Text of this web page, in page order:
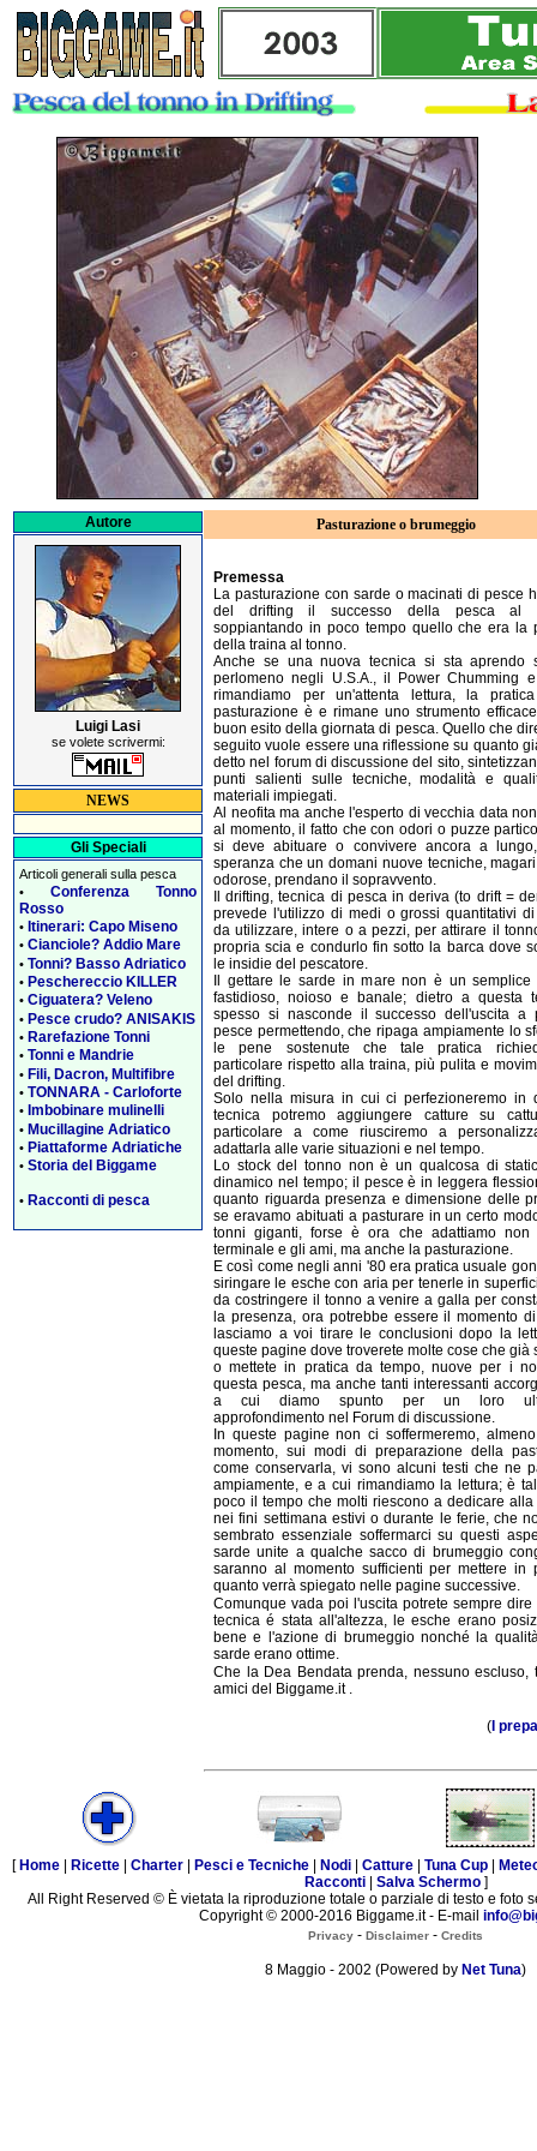
Autore
Luigi Lasi
se volete scrivermi:
NEWS
Gli Speciali
Articoli generali sulla pesca
• Conferenza Tonno
Rosso
• Itinerari: Capo Miseno
• Cianciole? Addio Mare
• Tonni? Basso Adriatico
• Peschereccio KILLER
• Ciguatera? Veleno
• Pesce crudo? ANISAKIS
• Rarefazione Tonni
• Tonni e Mandrie
• Fili, Dacron, Multifibre
• TONNARA - Carloforte
• Imbobinare mulinelli
• Mucillagine Adriatico
• Piattaforme Adriatiche
• Storia del Biggame
• Racconti di pesca
Pasturazione o brumeggio
Premessa
La pasturazione con sarde o macinati di pesce
del drifting il successo della pesca al
soppiantando in poco tempo quello che era la
della traina al tonno.
Anche se una nuova tecnica si sta aprendo
perlomeno negli U.S.A., il Power Chumming
rimandiamo per un'attenta lettura, la
pasturazione è e rimane uno strumento
buon esito della giornata di pesca. Quello che
seguito vuole essere una riflessione su quanto
detto nel forum di discussione del sito,
punti salienti sulle tecniche, modalità e
materiali impiegati.
Al neofita ma anche l'esperto di vecchia data
al momento, il fatto che con odori o puzze
si deve abituare o convivere ancora a
speranza che un domani nuove tecniche,
odorose, prendano il sopravvento.
Il drifting, tecnica di pesca in deriva (to drift =
prevede l'utilizzo di medi o grossi quantitativi
da utilizzare, intere o a pezzi, per attirare il
propria scia e condurlo fin sotto la barca dove
le insidie del pescatore.
Il gettare le sarde in mare non è un semplice
fastidioso, noioso e banale; dietro a questa
spesso si nasconde il successo dell'uscita a
pesce permettendo, che ripaga ampiamente lo
le pene sostenute che tale pratica
particolare rispetto alla traina, più pulita e
del drifting.
Solo nella misura in cui ci perfezioneremo in
tecnica potremo aggiungere catture su
particolare a come riusciremo a
adattarla alle varie situazioni e nel tempo.
Lo stock del tonno non è un qualcosa di
dinamico nel tempo; il pesce è in leggera
quanto riguarda presenza e dimensione delle
se eravamo abituati a pasturare in un certo
tonni giganti, forse è ora che adattiamo
terminale e gli ami, ma anche la pasturazione.
E così come negli anni '80 era pratica usuale
siringare le esche con aria per tenerle in
da costringere il tonno a venire a galla per
la presenza, ora potrebbe essere il momento
lasciamo a voi tirare le conclusioni dopo la
queste pagine dove troverete molte cose che già
o mettete in pratica da tempo, nuove per i
questa pesca, ma anche tanti interessanti
a cui diamo spunto per un loro
approfondimento nel Forum di discussione.
In queste pagine non ci soffermeremo,
momento, sui modi di preparazione della
come conservarla, vi sono alcuni testi che ne
ampiamente, e a cui rimandiamo la lettura; è
poco il tempo che molti riescono a dedicare alla
nei fini settimana estivi o durante le ferie, che
sembrato essenziale soffermarci su questi
sarde unite a qualche sacco di brumeggio
saranno al momento sufficienti per mettere in
quanto verrà spiegato nelle pagine successive.
Comunque vada poi l'uscita potrete sempre dire
tecnica é stata all'altezza, le esche erano
bene e l'azione di brumeggio nonché la
sarde erano ottime.
Che la Dea Bendata prenda, nessuno escluso,
amici del Biggame.it .
( I
[ Home Ricette Charter Pesci e Tecniche Nodi Catture Tuna Cup
Racconti| Salva Schermo]
All Right Reserved © È vietata la riproduzione totale o parziale di testo e foto
Copyright © 2000-2016 Biggame.it - E-mail
Privacy - Disclaimer - Credits
8 Maggio - 2002 (Powered by Net Tuna)